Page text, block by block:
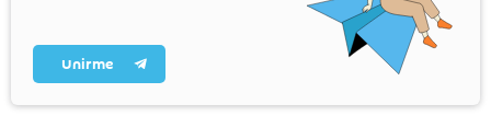
Unirme